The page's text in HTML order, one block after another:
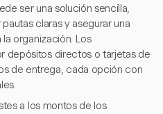
ser una solución sencilla,
claras y asegurar una
organización. Los
depósitos directos o tarjetas de
de entrega, cada opción con
a los montos de los